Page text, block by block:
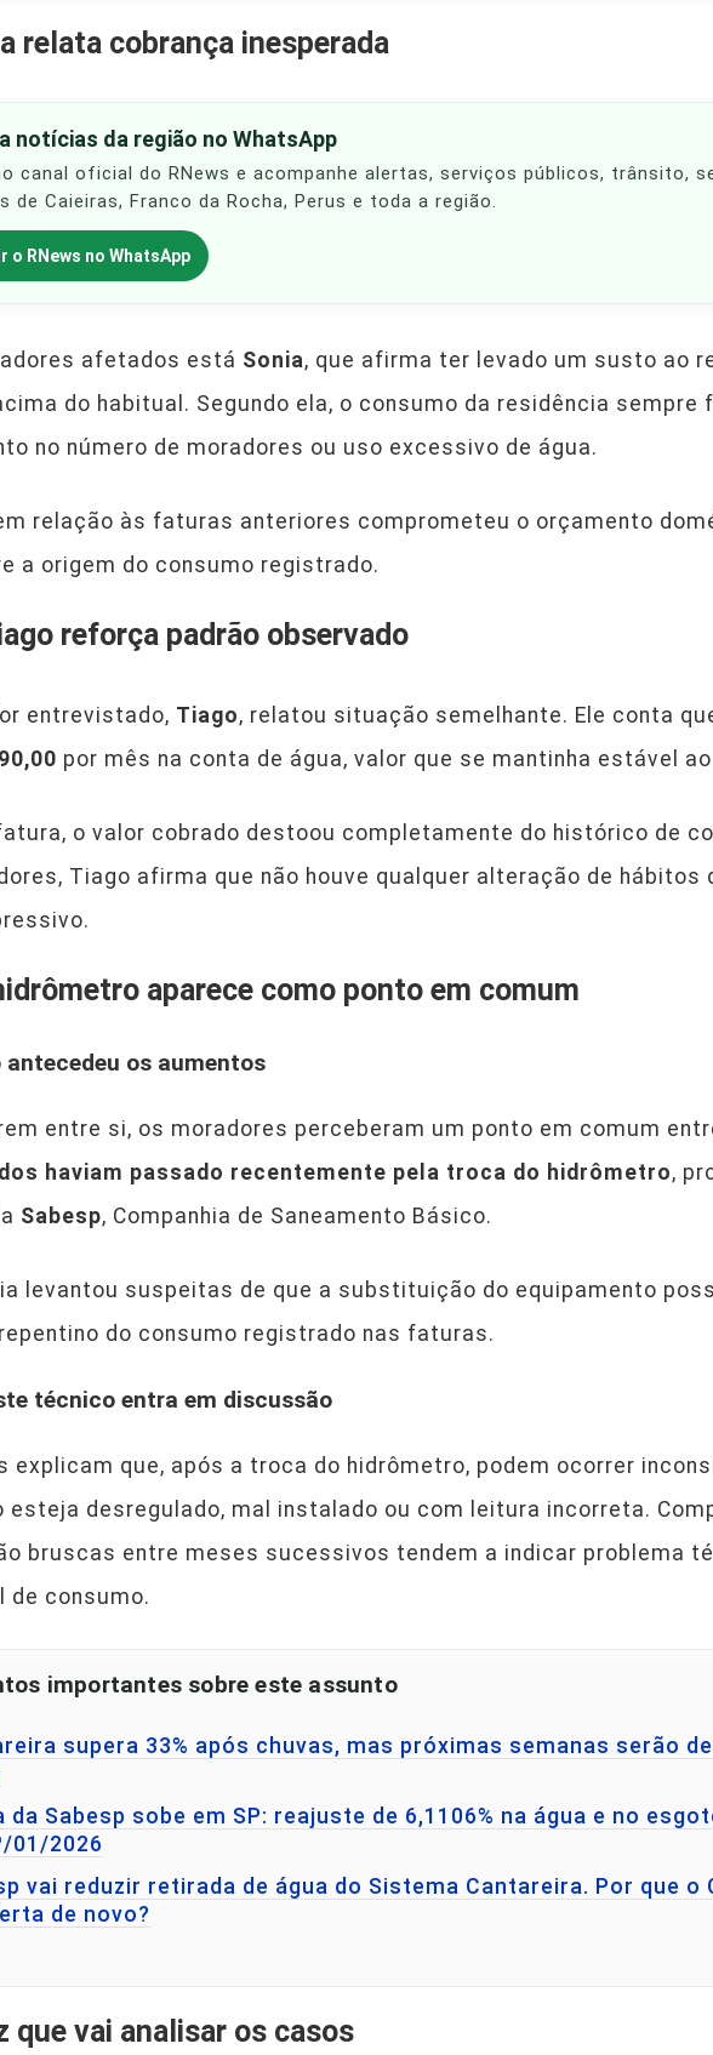
relata cobrança inesperada
notícias da região no WhatsApp
canal oficial do RNews e acompanhe alertas, serviços públicos, trânsito,
de Caieiras, Franco da Rocha, Perus e toda a região.
o RNews no WhatsApp
afetados está Sonia, que afirma ter levado um susto ao
do habitual. Segundo ela, o consumo da residência sempre
no número de moradores ou uso excessivo de água.
relação às faturas anteriores comprometeu o orçamento
a origem do consumo registrado.
reforça padrão observado
entrevistado, Tiago, relatou situação semelhante. Ele conta
por mês na conta de água, valor que se mantinha estável
o valor cobrado destoou completamente do histórico de
Tiago afirma que não houve qualquer alteração de
aparece como ponto em comum
os aumentos
entre si, os moradores perceberam um ponto em comum
haviam passado recentemente pela troca do hidrômetro,
Sabesp, Companhia de Saneamento Básico.
levantou suspeitas de que a substituição do equipamento
do consumo registrado nas faturas.
técnico entra em discussão
explicam que, após a troca do hidrômetro, podem ocorrer
esteja desregulado, mal instalado ou com leitura incorreta.
bruscas entre meses sucessivos tendem a indicar problema
de consumo.
importantes sobre este assunto
supera 33% após chuvas, mas próximas semanas serão
da Sabesp sobe em SP: reajuste de 6,1106% na água e no
01/2026
vai reduzir retirada de água do Sistema Cantareira. Por que o
de novo?
que vai analisar os casos